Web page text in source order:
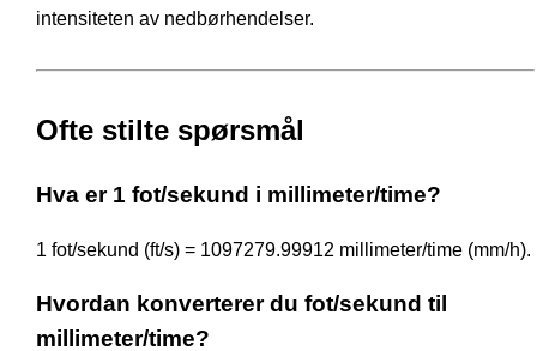
intensiteten av nedbørhendelser.
Ofte stilte spørsmål
Hva er 1 fot/sekund i millimeter/time?
1 fot/sekund (ft/s) = 1097279.99912 millimeter/time (mm/h).
Hvordan konverterer du fot/sekund til
millimeter/time?